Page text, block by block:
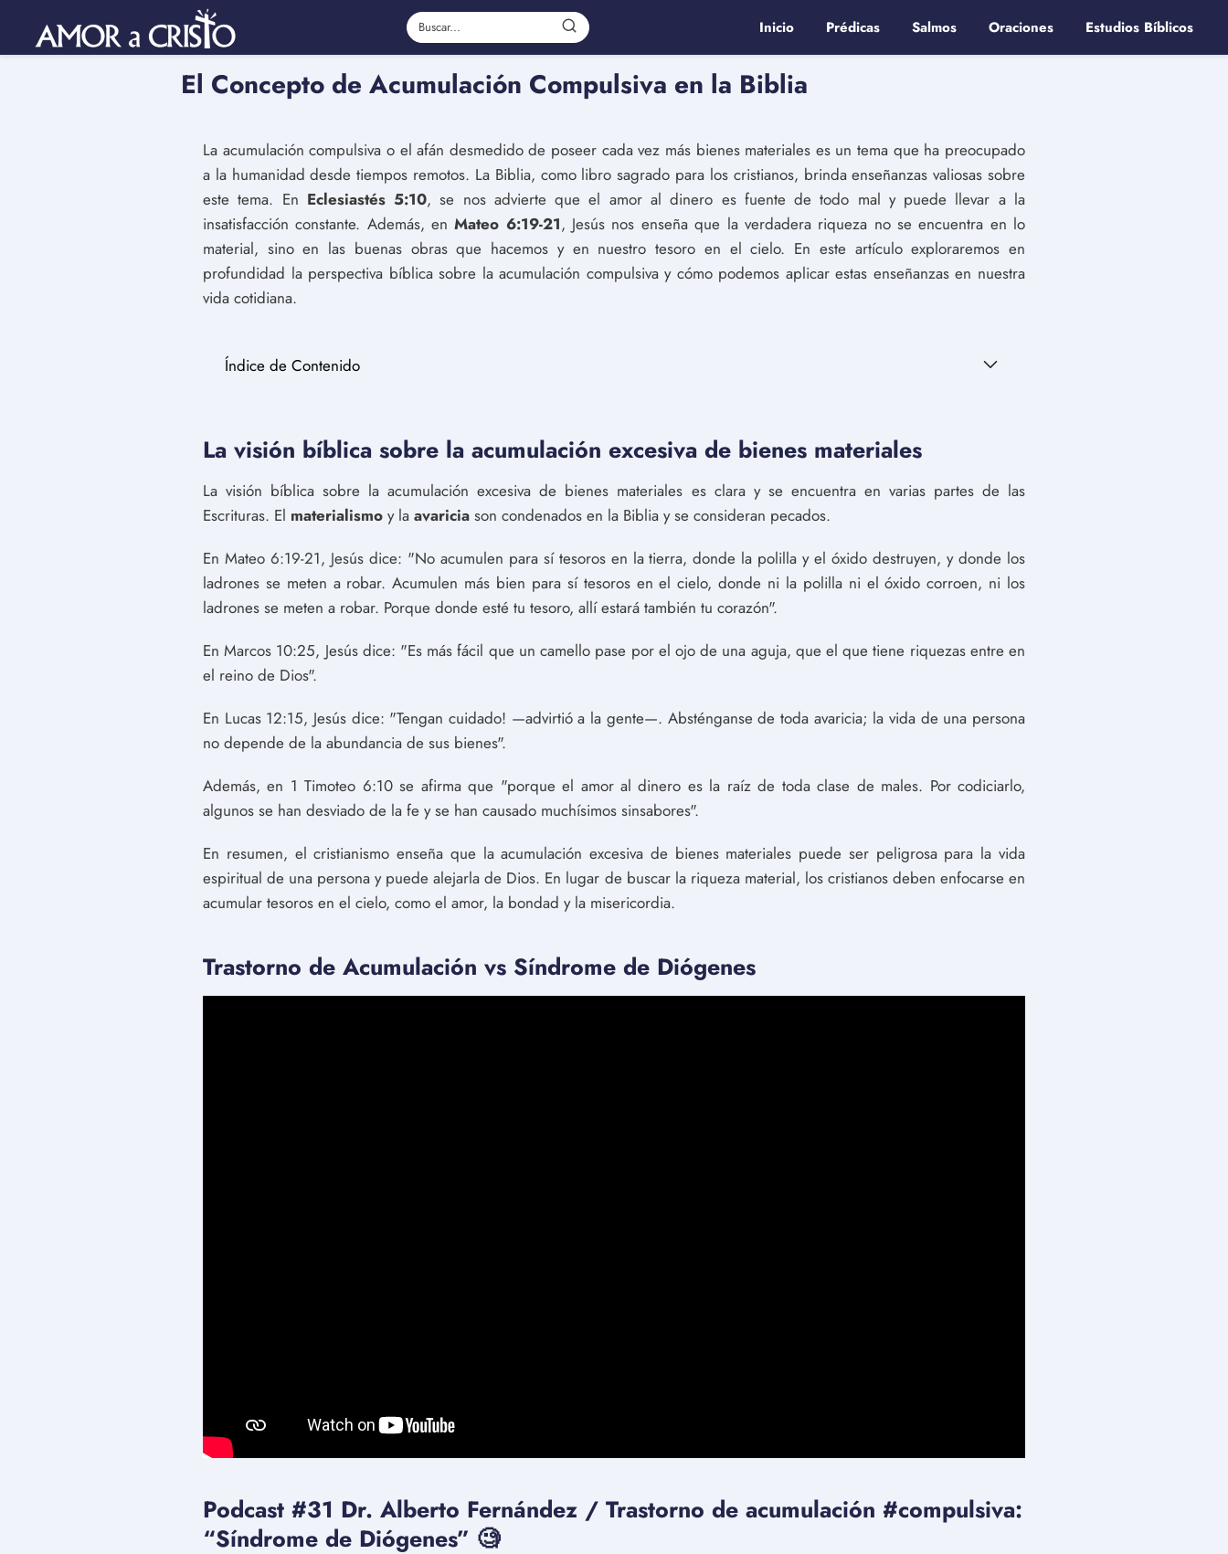
Inicio Prédicas Salmos Oraciones Estudios Bíblicos
El Concepto de Acumulación Compulsiva en la Biblia
La acumulación compulsiva o el afán desmedido de poseer cada vez más bienes materiales es un tema que ha preocupado
a la humanidad desde tiempos remotos. La Biblia, como libro sagrado para los cristianos, brinda enseñanzas valiosas sobre
este tema. En Eclesiastés 5:10, se nos advierte que el amor al dinero es fuente de todo mal y puede llevar a la
insatisfacción constante. Además, enMateo 6:19-21, Jesús nos enseña que la verdadera riqueza no se encuentra en lo
material, sino en las buenas obras que hacemos y en nuestro tesoro en el cielo. En este artículo exploraremos en
profundidad la perspectiva bíblica sobre la acumulación compulsiva y cómo podemos aplicar estas enseñanzas en nuestra
vida cotidiana.
Índice de Contenido
La visión bíblica sobre la acumulación excesiva de bienes materiales
La visión bíblica sobre la acumulación excesiva de bienes materiales es clara y se encuentra en varias partes de las
Escrituras. El materialismo y la avaricia son condenados en la Biblia y se consideran pecados.
En Mateo 6:19-21, Jesús dice: "No acumulen para sí tesoros en la tierra, donde la polilla y el óxido destruyen, y donde los
ladrones se meten a robar. Acumulen más bien para sí tesoros en el cielo, donde ni la polilla ni el óxido corroen, ni los
ladrones se meten a robar. Porque donde esté tu tesoro, allí estará también tu corazón".
En Marcos 10:25, Jesús dice: "Es más fácil que un camello pase por el ojo de una aguja, que el que tiene riquezas entre en
el reino de Dios".
En Lucas 12:15, Jesús dice: "Tengan cuidado! —advirtió a la gente—. Absténganse de toda avaricia; la vida de una persona
no depende de la abundancia de sus bienes".
Además, en 1 Timoteo 6:10 se afirma que "porque el amor al dinero es la raíz de toda clase de males. Por codiciarlo,
algunos se han desviado de la fe y se han causado muchísimos sinsabores".
En resumen, el cristianismo enseña que la acumulación excesiva de bienes materiales puede ser peligrosa para la vida
espiritual de una persona y puede alejarla de Dios. En lugar de buscar la riqueza material, los cristianos deben enfocarse en
acumular tesoros en el cielo, como el amor, la bondad y la misericordia.
Trastorno de Acumulación vs Síndrome de Diógenes
Podcast #31 Dr. Alberto Fernández / Trastorno de acumulación #compulsiva:
“Síndrome de Diógenes” 🧐